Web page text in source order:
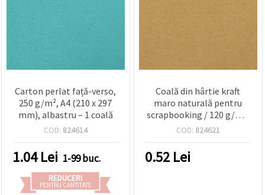
Carton perlat față-verso,
250 g/m², A4 (210 x 297
mm), albastru – 1 coală
COD: 824614
1.04Lei 1-99 buc.
REDUCERI
PENTRU CANTITATE
Coală din hârtie kraft
maro naturală pentru
scrapbooking / 120 g/m²,
A4 (21 x 29,7 cm) - 1
COD: 824621
0.52 Lei